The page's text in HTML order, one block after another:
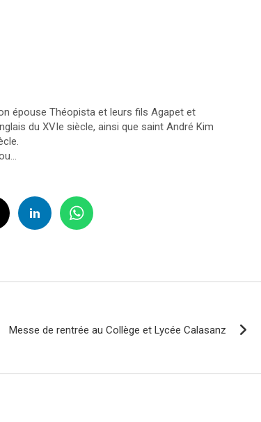
épouse Théopista et leurs fils Agapet et
du XVIe siècle, ainsi que saint André Kim
Messe de rentrée au Collège et Lycée Calasanz